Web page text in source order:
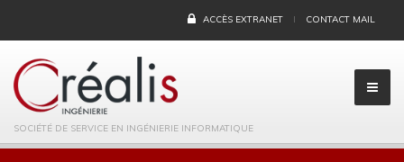
ACCÈS EXTRANET CONTACT MAIL
SOCIÉTÉ DE SERVICE EN INGÉNIERIE INFORMATIQUE